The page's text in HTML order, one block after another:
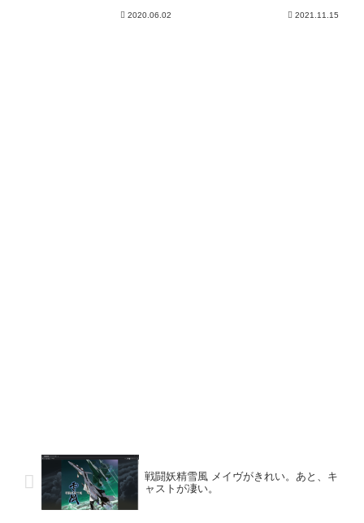
2020.06.02 2021.11.15
戦闘妖精雪風 メイヴがきれい。あと、キ
ャストが凄い。